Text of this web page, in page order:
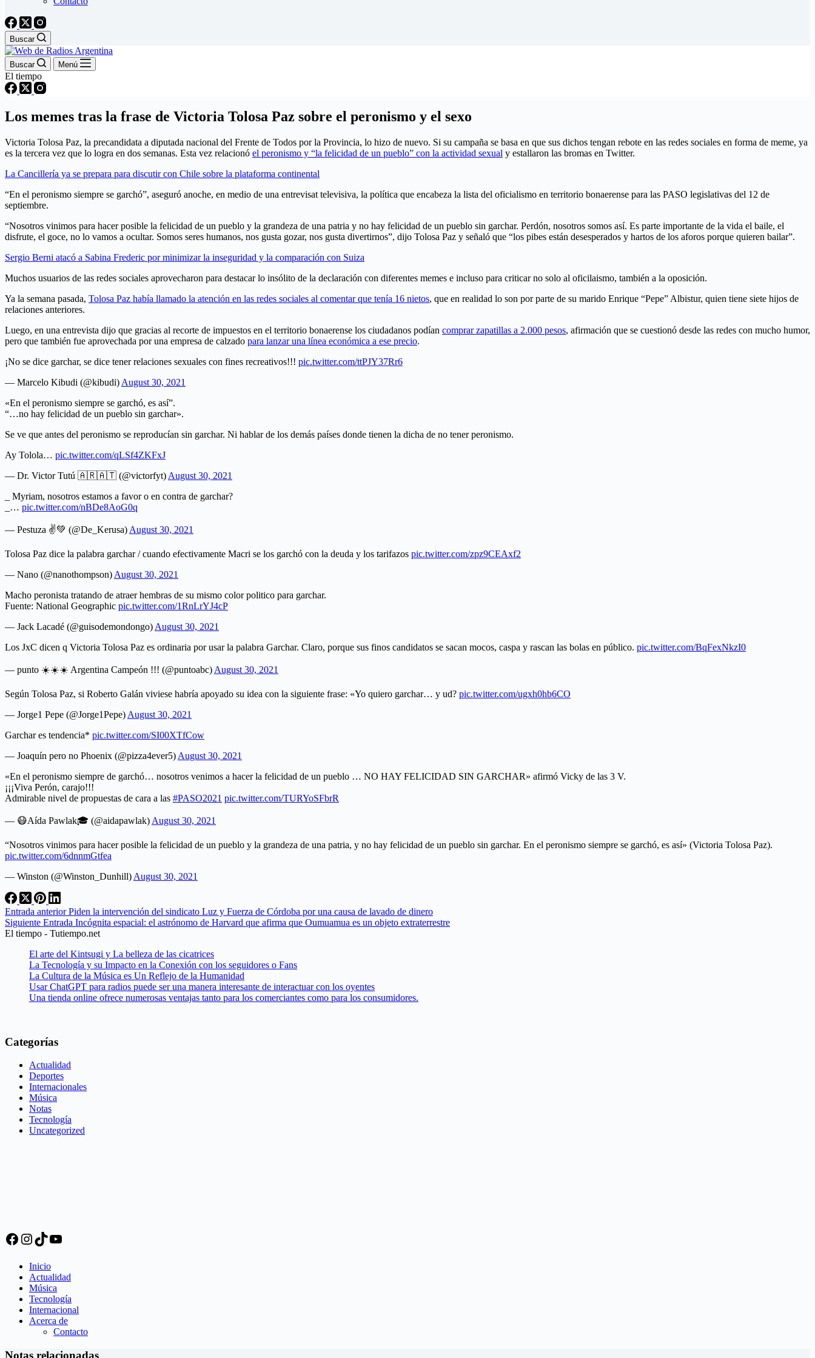
Buscar
Buscar Menú
El tiempo
Los memes tras la frase de Victoria Tolosa Paz sobre el peronismo y el sexo
Victoria Tolosa Paz, la precandidata a diputada nacional del Frente de Todos por la Provincia, lo hizo de nuevo. Si su campaña se basa en que sus dichos tengan rebote en las redes sociales en forma de meme, ya
es la tercera vez que lo logra en dos semanas. Esta vez relacionó el peronismo y “la felicidad de un pueblo” con la actividad sexual y estallaron las bromas en Twitter.
La Cancillería ya se prepara para discutir con Chile sobre la plataforma continental
“En el peronismo siempre se garchó”, aseguró anoche, en medio de una entrevisat televisiva, la política que encabeza la lista del oficialismo en territorio bonaerense para las PASO legislativas del 12 de
septiembre.
“Nosotros vinimos para hacer posible la felicidad de un pueblo y la grandeza de una patria y no hay felicidad de un pueblo sin garchar. Perdón, nosotros somos así. Es parte importante de la vida el baile, el
disfrute, el goce, no lo vamos a ocultar. Somos seres humanos, nos gusta gozar, nos gusta divertirnos”, dijo Tolosa Paz y señaló que “los pibes están desesperados y hartos de los aforos porque quieren bailar”.
Sergio Berni atacó a Sabina Frederic por minimizar la inseguridad y la comparación con Suiza
Muchos usuarios de las redes sociales aprovecharon para destacar lo insólito de la declaración con diferentes memes e incluso para criticar no solo al oficilaismo, también a la oposición.
Ya la semana pasada, Tolosa Paz había llamado la atención en las redes sociales al comentar que tenía 16 nietos, que en realidad lo son por parte de su marido Enrique “Pepe” Albistur, quien tiene siete hijos de
relaciones anteriores.
Luego, en una entrevista dijo que gracias al recorte de impuestos en el territorio bonaerense los ciudadanos podían comprar zapatillas a 2.000 pesos, afirmación que se cuestionó desde las redes con mucho humor,
pero que también fue aprovechada por una empresa de calzado para lanzar una línea económica a ese precio.
¡No se dice garchar, se dice tener relaciones sexuales con fines recreativos!!! pic.twitter.com/ttPJY37Rr6
— Marcelo Kibudi (@kibudi) August 30, 2021
«En el peronismo siempre se garchó, es así”.
“…no hay felicidad de un pueblo sin garchar».
Se ve que antes del peronismo se reproducían sin garchar. Ni hablar de los demás países donde tienen la dicha de no tener peronismo.
Ay Tolola… pic.twitter.com/qLSf4ZKFxJ
— Dr. Victor Tutú 🇦🇷🇦🇹 (@victorfyt) August 30, 2021
_ Myriam, nosotros estamos a favor o en contra de garchar?
_… pic.twitter.com/nBDe8AoG0q
— Pestuza ✌💚 (@De_Kerusa) August 30, 2021
Tolosa Paz dice la palabra garchar / cuando efectivamente Macri se los garchó con la deuda y los tarifazos pic.twitter.com/zpz9CEAxf2
— Nano (@nanothompson) August 30, 2021
Macho peronista tratando de atraer hembras de su mismo color politico para garchar.
Fuente: National Geographic pic.twitter.com/1RnLrYJ4cP
— Jack Lacadé (@guisodemondongo) August 30, 2021
Los JxC dicen q Victoria Tolosa Paz es ordinaria por usar la palabra Garchar. Claro, porque sus finos candidatos se sacan mocos, caspa y rascan las bolas en público. pic.twitter.com/BqFexNkzI0
— punto ☀️☀️☀️ Argentina Campeón !!! (@puntoabc) August 30, 2021
Según Tolosa Paz, si Roberto Galán viviese habría apoyado su idea con la siguiente frase: «Yo quiero garchar… y ud? pic.twitter.com/ugxh0hb6CO
— Jorge1 Pepe (@Jorge1Pepe) August 30, 2021
Garchar es tendencia* pic.twitter.com/SI00XTfCow
— Joaquín pero no Phoenix (@pizza4ever5) August 30, 2021
«En el peronismo siempre de garchó… nosotros venimos a hacer la felicidad de un pueblo … NO HAY FELICIDAD SIN GARCHAR» afirmó Vicky de las 3 V.
¡¡¡Viva Perón, carajo!!!
Admirable nivel de propuestas de cara a las #PASO2021 pic.twitter.com/TURYoSFbrR
— 😷Aída Pawlak🎓 (@aidapawlak) August 30, 2021
“Nosotros vinimos para hacer posible la felicidad de un pueblo y la grandeza de una patria, y no hay felicidad de un pueblo sin garchar. En el peronismo siempre se garchó, es así» (Victoria Tolosa Paz).
pic.twitter.com/6dnnmGtfea
— Winston (@Winston_Dunhill) August 30, 2021
Entrada anteriorPiden la intervención del sindicato Luz y Fuerza de Córdoba por una causa de lavado de dinero
Siguiente Entrada Incógnita espacial: el astrónomo de Harvard que afirma que Oumuamua es un objeto extraterrestre
El tiempo - Tutiempo.net
El arte del Kintsugi y La belleza de las cicatrices
La Tecnología y su Impacto en la Conexión con los seguidores o Fans
La Cultura de la Música es Un Reflejo de la Humanidad
Usar ChatGPT para radios puede ser una manera interesante de interactuar con los oyentes
Una tienda online ofrece numerosas ventajas tanto para los comerciantes como para los consumidores.
Categorías
Actualidad
Deportes
Internacionales
Música
Notas
Tecnología
Uncategorized
Facebook
Instagram
TikTok
YouTube
Inicio
Actualidad
Música
Tecnología
Internacional
Acerca de
Contacto
Notas relacionadas